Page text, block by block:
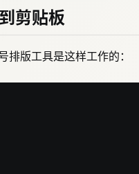
剪贴板
版工具是这样工作的：